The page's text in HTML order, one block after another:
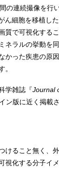
の連続撮像を行
ん細胞を移植し
質で可視化する
ネラルの挙動を
かった疾患の原
。
学雑誌『Journal
ン版に近く掲載さ
けること無く、
視化する分子イ